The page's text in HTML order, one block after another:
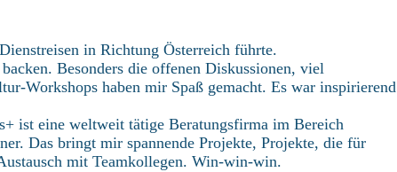
in Richtung Österreich führte.
Besonders die offenen Diskussionen, viel
Workshops haben mir Spaß gemacht. Es war inspirierend
ist eine weltweit tätige Beratungsfirma im Bereich
Das bringt mir spannende Projekte, Projekte, die für
mit Teamkollegen. Win-win-win.